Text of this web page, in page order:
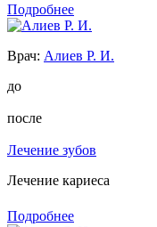
Подробнее
Врач: Алиев Р. И.
до
после
Лечение зубов
Лечение кариеса
Подробнее